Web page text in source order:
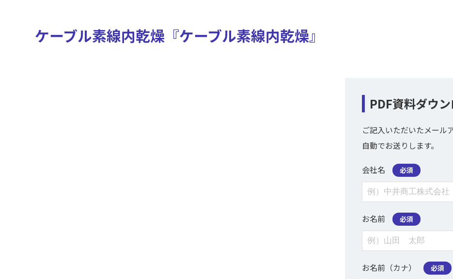
ケーブル素線内乾燥『ケーブル素線内乾燥』
PDF資料ダウ
ご記入いただいたメール
自動でお送りします。
会社名 必須
お名前 必須
お名前（カナ） 必須